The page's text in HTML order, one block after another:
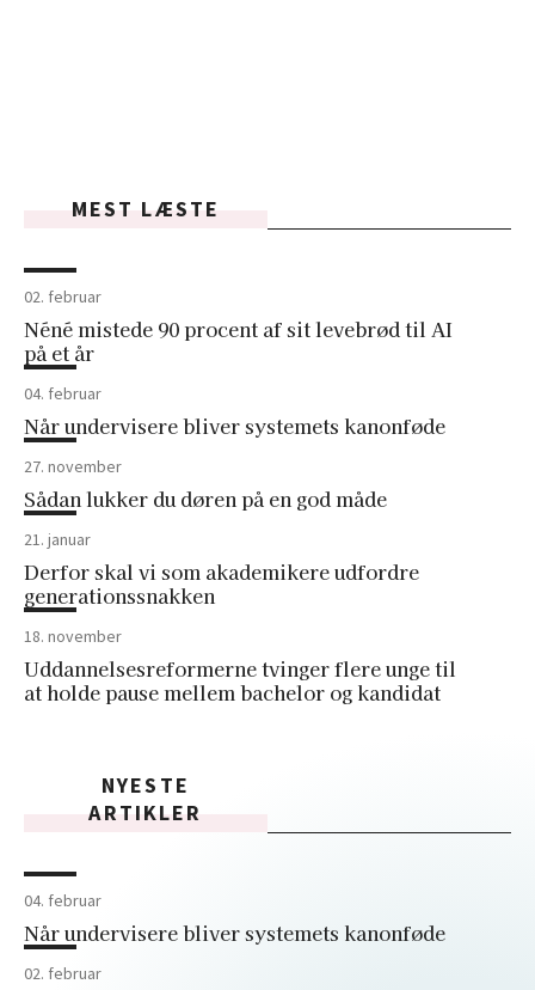
MEST LÆSTE
02. februar
Néné mistede 90 procent af sit levebrød til AI
på et år
04. februar
Når undervisere bliver systemets kanonføde
27. november
Sådan lukker du døren på en god måde
21. januar
Derfor skal vi som akademikere udfordre
generationssnakken
18. november
Uddannelsesreformerne tvinger flere unge til
at holde pause mellem bachelor og kandidat
NYESTE
ARTIKLER
04. februar
Når undervisere bliver systemets kanonføde
02. februar